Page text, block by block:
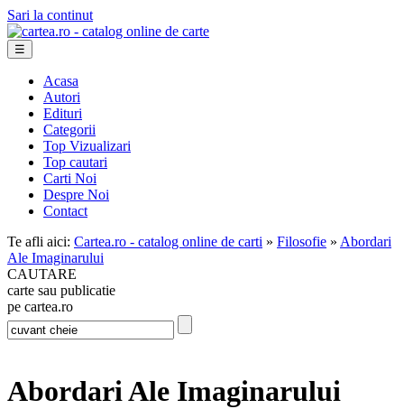
Sari la continut
☰
Acasa
Autori
Edituri
Categorii
Top Vizualizari
Top cautari
Carti Noi
Despre Noi
Contact
Te afli aici: Cartea.ro - catalog online de carti » Filosofie » Abordari
Ale Imaginarului
CAUTARE
carte sau publicatie
pe cartea.ro
Abordari Ale Imaginarului